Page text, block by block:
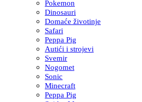
Pokemon
Dinosauri
Domaće životinje
Safari
Peppa Pig
Autići i strojevi
Svemir
Nogomet
Sonic
Minecraft
Peppa Pig